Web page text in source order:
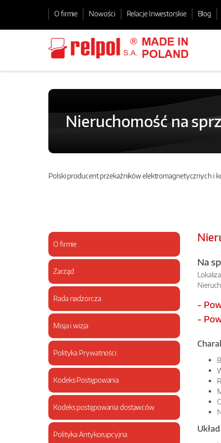
O firmie Nowości Relacje Inwestorskie Blog
Nieruchomość na
Polski producent przekaźników elektromagnetycznych i
O firmie
Zarząd
Rada nadzorcza
Misja i wizja
Polityka Prywatności
Kodeks Postępowania
Kodeks postępowania dostawców
Polityka Antykorupcyjna
Na
-
-